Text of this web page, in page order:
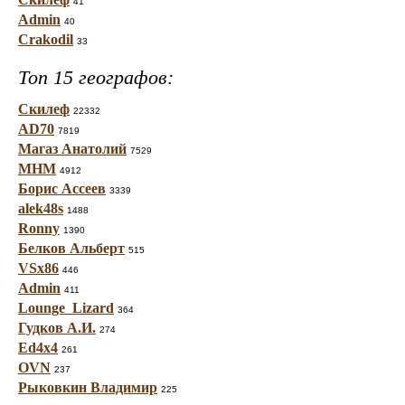
Admin 40
Crakodil 33
Топ 15 географов:
Скилеф 22332
AD70 7819
Магаз Анатолий 7529
МНМ 4912
Борис Ассеев 3339
alek48s 1488
Ronny 1390
Белков Альберт 515
VSx86 446
Admin 411
Lounge_Lizard 364
Гудков А.И. 274
Ed4x4 261
OVN 237
Рыковкин Владимир 225